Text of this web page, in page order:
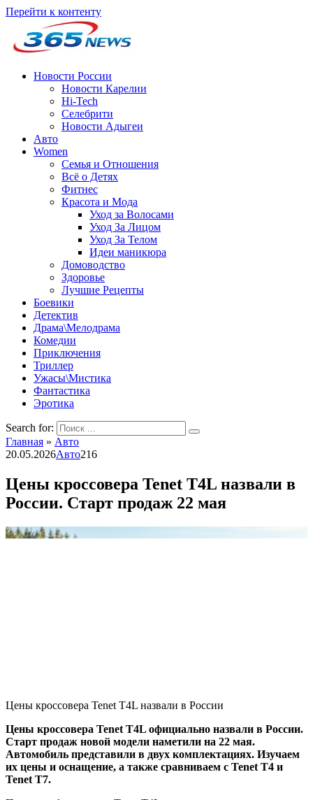
Перейти к контенту
Новости России
Новости Карелии
Hi-Tech
Селебрити
Новости Адыгеи
Авто
Women
Семья и Отношения
Всё о Детях
Фитнес
Красота и Мода
Уход за Волосами
Уход За Лицом
Уход За Телом
Идеи маникюра
Домоводство
Здоровье
Лучшие Рецепты
Боевики
Детектив
Драма\Мелодрама
Комедии
Приключения
Триллер
Ужасы\Мистика
Фантастика
Эротика
Search for:
Главная » Авто
20.05.2026Авто216
Цены кроссовера Tenet T4L назвали в
России. Старт продаж 22 мая
Цены кроссовера Tenet T4L назвали в России
Цены кроссовера Tenet T4L официально назвали в России.
Старт продаж новой модели наметили на 22 мая.
Автомобиль представили в двух комплектациях. Изучаем
их цены и оснащение, а также сравниваем с Tenet T4 и
Tenet T7.